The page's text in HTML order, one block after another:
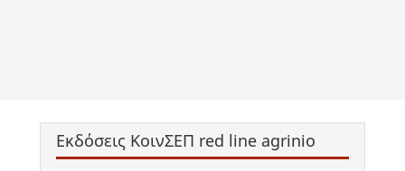
Εκδόσεις ΚοινΣΕΠ red line agrinio